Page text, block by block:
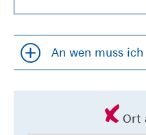
Accordion öfffnen und
An wen muss
Ort